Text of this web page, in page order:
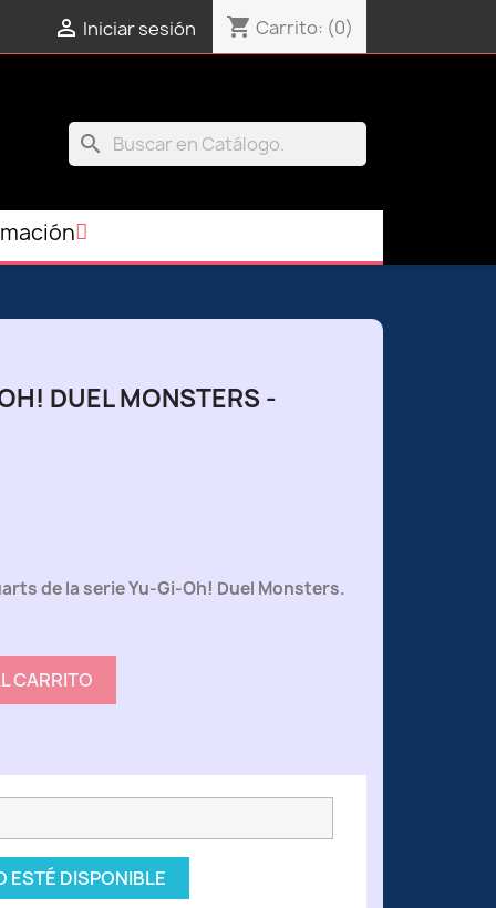
 Iniciar sesión shopping_cart Carrito: (0)
search
DUEL MONSTERS -
de la serie Yu-Gi-Oh! Duel Monsters.
CARRITO
ESTÉ DISPONIBLE